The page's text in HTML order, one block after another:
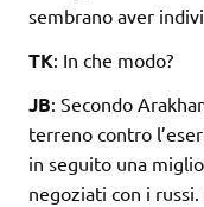
sembrano aver
TK: In che modo?
JB: Secondo
terreno contro
in seguito una
negoziati con i